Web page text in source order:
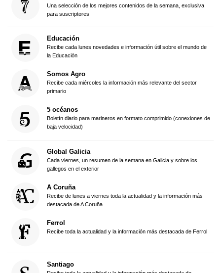
Una selección de los mejores contenidos de la semana, exclusiva
para suscriptores
Educación
Recibe cada lunes novedades e información útil sobre el mundo de
la Educación
Somos Agro
Recibe cada miércoles la información más relevante del sector
primario
5 océanos
Boletín diario para marineros en formato comprimido (conexiones de
baja velocidad)
Global Galicia
Cada viernes, un resumen de la semana en Galicia y sobre los
gallegos en el exterior
A Coruña
Recibe de lunes a viernes toda la actualidad y la información más
destacada de A Coruña
Ferrol
Recibe toda la actualidad y la información más destacada de Ferrol
Santiago